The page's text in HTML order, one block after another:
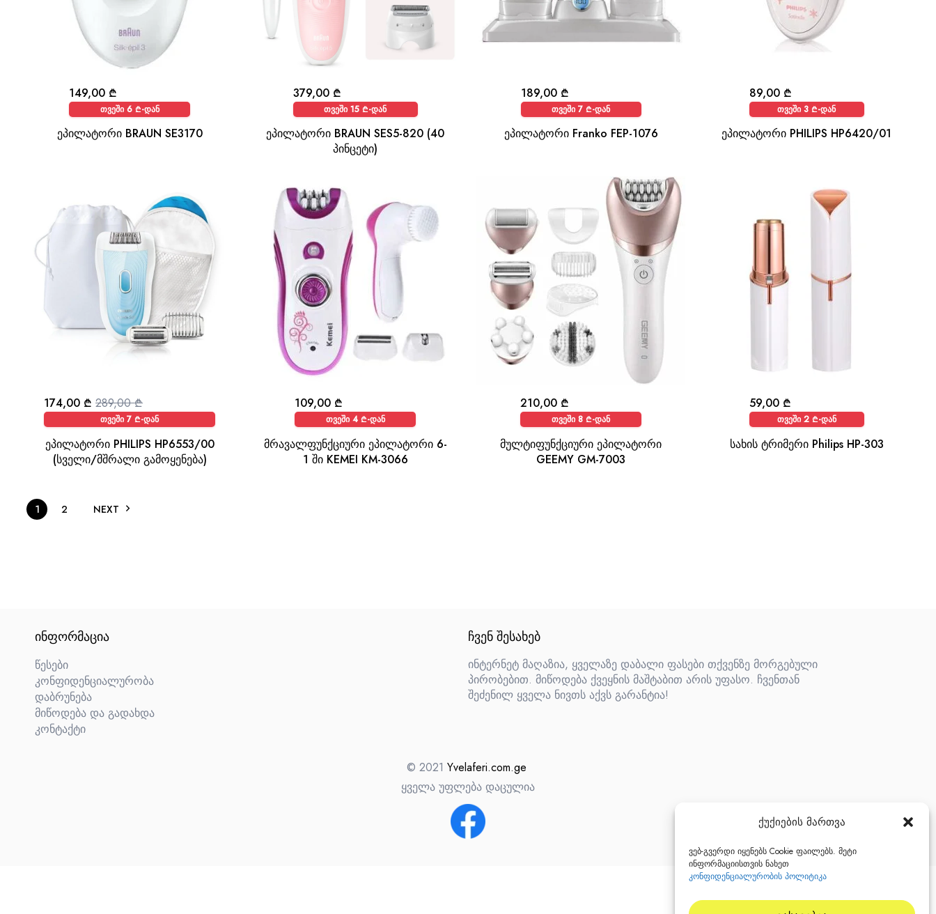
ქუქიების მართვა
ვებ-გვერდი იყენებს Cookie ფაილებს. მეტი
ინფორმაციისთვის ნახეთ
კონფიდენციალურობის პოლიტიკა
ეპილატორი BRAUN SE3170
149,00 ₾
თვეში 6 ₾-დან
ეპილატორი BRAUN SES5-820 (40
პინცეტი)
379,00 ₾
თვეში 15 ₾-დან
ეპილატორი Franko FEP-1076
189,00 ₾
თვეში 7 ₾-დან
ეპილატორი PHILIPS HP6420/01
89,00 ₾
თვეში 3 ₾-დან
ეპილატორი PHILIPS HP6553/00
(სველი/მშრალი გამოყენება)
289,00₾
174,00 ₾
თვეში 7 ₾-დან
მრავალფუნქციური ეპილატორი 6-
1 ში KEMEI KM-3066
109,00 ₾
თვეში 4 ₾-დან
მულტიფუნქციური ეპილატორი
GEEMY GM-7003
210,00 ₾
თვეში 8 ₾-დან
სახის ტრიმერი Philips HP-303
59,00 ₾
თვეში 2 ₾-დან
1 2 NEXT
ᲘᲜᲤᲝᲠᲛᲐᲪᲘᲐ
წესები
კონფიდენციალურობა
დაბრუნება
მიწოდება და გადახდა
კონტაქტი
ᲩᲕᲔᲜ ᲨᲔᲡᲐᲮᲔᲑ
ინტერნეტ მაღაზია, ყველაზე დაბალი ფასები თქვენზე მორგებული
პირობებით. მიწოდება ქვეყნის მაშტაბით არის უფასო. ჩვენთან
შეძენილ ყველა ნივთს აქვს გარანტია!
© 2021 Yvelaferi.com.ge
ყველა უფლება დაცულია